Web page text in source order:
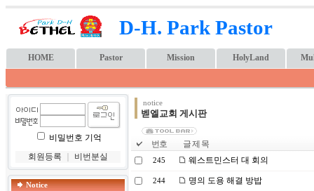
D-H. Park Pastor
HOME Pastor Mission HolyLand
비밀번호 기억
회원등록
비번분실
Notice
notice
벧엘교회 게시판
번호 글 제 목
245 웨스트민스터 대 회의
244 명의 도용 해결 방밥